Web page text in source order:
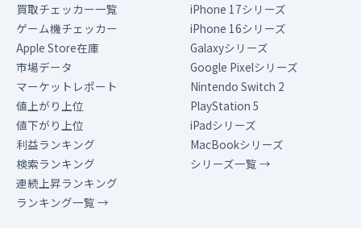
買取チェッカー一覧
ゲーム機チェッカー
Apple Store在庫
市場データ
マーケットレポート
値上がり上位
値下がり上位
利益ランキング
検索ランキング
連続上昇ランキング
ランキング一覧 →
iPhone 17シリーズ
iPhone 16シリーズ
Galaxyシリーズ
Google Pixelシリーズ
Nintendo Switch 2
PlayStation 5
iPadシリーズ
MacBookシリーズ
シリーズ一覧 →